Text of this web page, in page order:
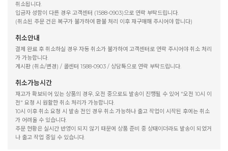
취소됩니다.
입금자 성함이 다른 경우 고객센터 (1588-0903)으로 연락 부탁드립니다.
(취소된 주문 건은 복구가 불가하여 환불 처리 이후 재구매해 주시어야 합니다)
취소안내
결제 완료 후 취소하실 경우 자동 취소가 불가하여 고객센터로 연락 주시어야 취소 처리
가 가능합니다.
게시판 (취소/변경) / 콜센터 1588-0903 / 상담톡으로 연락 부탁드립니다.
취소가능시간
재고가 확보되어 있는 상품의 경우, 오전 중으로도 발송이 진행될 수 있어 "오전 10시 이
전" 요청 시 원활한 취소 처리가 가능합니다.
10시 이후 취소 요청 시 발송 전인 경우 취소 가능하나 출고 작업이 시작된 후에는 취소
가 어려울 수 있습니다.
주문 현황은 실시간 반영이 되지 않기 때문에 상품 준비 중 상태이더라도 발송이 되었거
나 출고 작업 중일 수 있습니다.